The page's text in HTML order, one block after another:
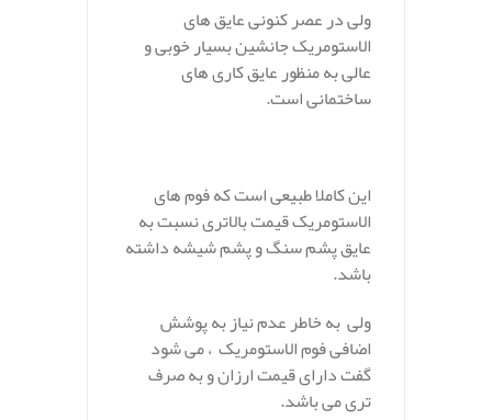
ولی در عصر کنونی عایق های
الاستومریک جانشین بسیار خوبی و
عالی به منظور عایق کاری های
ساختمانی است.
این کاملا طبیعی است که فوم های
الاستومریک قیمت بالاتری نسبت به
عایق پشم سنگ و پشم شیشه داشته
باشد.
ولی به خاطر عدم نیاز به پوشش
اضافی فوم الاستومریک ، می شود
گفت دارای قیمت ارزان و به صرف
تری می باشد.